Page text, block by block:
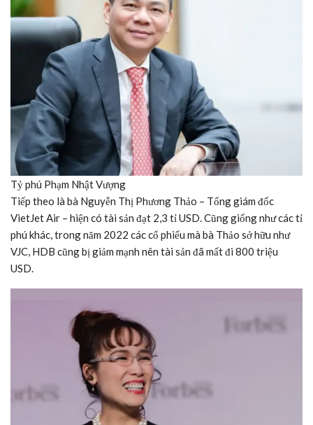
Tỷ phú Phạm Nhật Vượng
Tiếp theo là bà Nguyễn Thị Phương Thảo – Tổng giám đốc
VietJet Air – hiện có tài sản đạt 2,3 tỉ USD. Cũng giống như các tỉ
phú khác, trong năm 2022 các cổ phiếu mà bà Thảo sở hữu như
VJC, HDB cũng bị giảm mạnh nên tài sản đã mất đi 800 triệu
USD.